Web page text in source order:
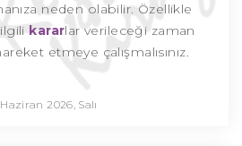
neden olabilir. Özellikle
kararlar verileceği zaman
etmeye çalışmalısınız.
2026, Salı